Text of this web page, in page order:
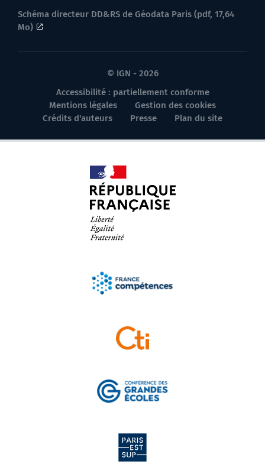
Schéma directeur DD&RS de Géodata Paris (pdf, 17,64
Mo)
© IGN - 2026
Accessibilité : partiellement conforme
Mentions légales
Gestion des cookies
Crédits d'auteurs
Presse Plan du site